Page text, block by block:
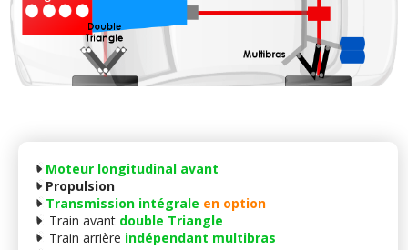
Moteur longitudinal avant
Propulsion
Transmission intégrale en option
Train avant double Triangle
Train arrière indépendant multibras